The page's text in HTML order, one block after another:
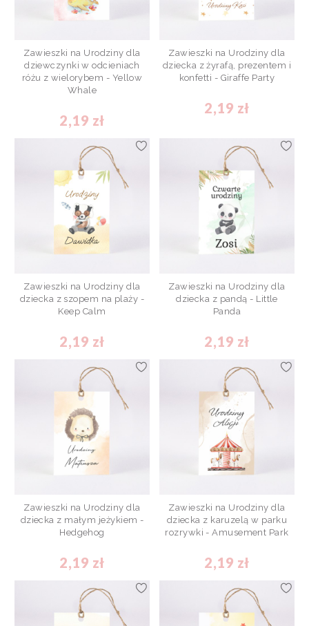
Zawieszki na Urodziny dla
dziewczynki w odcieniach
różu z wielorybem - Yellow
Whale
2,19 zł
Zawieszki na Urodziny dla
dziecka z żyrafą, prezentem i
konfetti - Giraffe Party
2,19 zł
Zawieszki na Urodziny dla
dziecka z szopem na plaży -
Keep Calm
2,19 zł
Zawieszki na Urodziny dla
dziecka z pandą - Little
Panda
2,19 zł
Zawieszki na Urodziny dla
dziecka z małym jeżykiem -
Hedgehog
2,19 zł
Zawieszki na Urodziny dla
dziecka z karuzelą w parku
rozrywki - Amusement Park
2,19 zł